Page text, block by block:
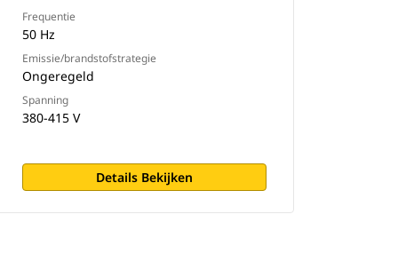
Frequentie
50 Hz
Emissie/brandstofstrategie
Ongeregeld
Spanning
380-415 V
Details Bekijken